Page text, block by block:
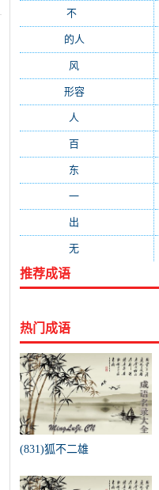
不(1048)
的人
风
形容(281)
人
百
东
一
出
无
推荐成语
热门成语
(831)狐不二雄